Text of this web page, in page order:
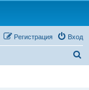
Вход
Регистрация